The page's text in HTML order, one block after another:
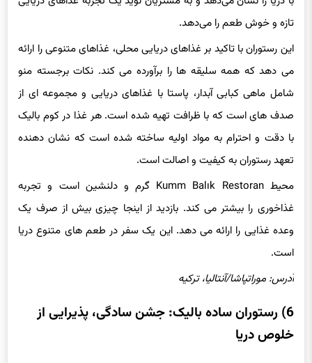
تازه و خوش طعم را می‌دهد.
این رستوران با تاکید بر غذاهای دریایی محلی، غذاهای متنوعی را ارائه
می دهد که همه سلیقه ها را برآورده می کند. نکات برجسته منو
شامل ماهی کبابی آبدار، پاستا با غذاهای دریایی و مجموعه ای از
صدف های است که با ظرافت تهیه شده است. هر غذا در کوم بالیک
با دقت و احترام به مواد اولیه ساخته شده است که نشان دهنده
تعهد رستوران به کیفیت و اصالت است.
محیط Kumm Balık Restoran گرم و دلنشین است و تجربه
غذاخوری را بیشتر می کند. بازدید از اینجا چیزی بیش از صرف یک
وعده غذایی را ارائه می دهد. این یک سفر در طعم های متنوع دریا
است.
آدرس: موراتپاشا/آنتالیا، ترکیه
6) رستوران ساده بالیک: جشن سادگی، پذیرایی از
خلوص دریا